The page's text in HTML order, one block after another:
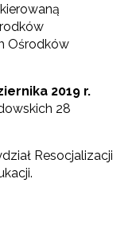
Ośrodków
2019 r.
28
Resocjalizacji